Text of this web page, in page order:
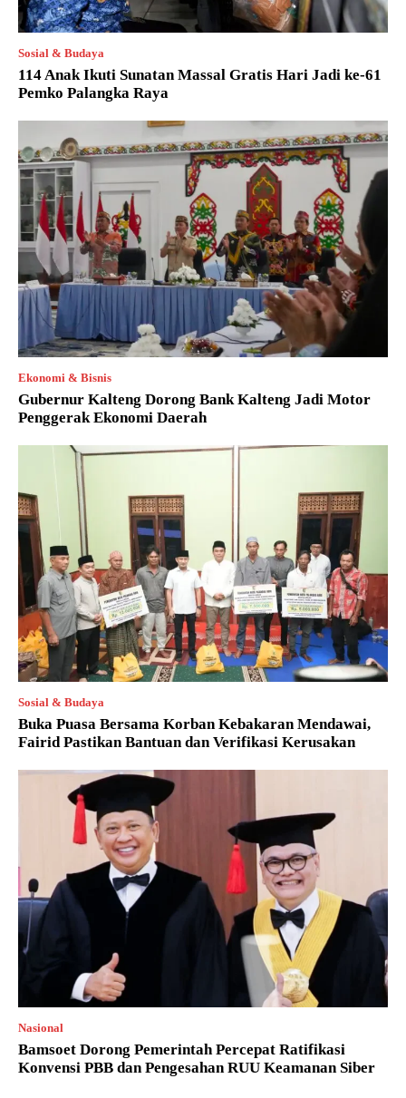
Sosial & Budaya
114 Anak Ikuti Sunatan Massal Gratis Hari Jadi ke-61
Pemko Palangka Raya
Ekonomi & Bisnis
Gubernur Kalteng Dorong Bank Kalteng Jadi Motor
Penggerak Ekonomi Daerah
Sosial & Budaya
Buka Puasa Bersama Korban Kebakaran Mendawai,
Fairid Pastikan Bantuan dan Verifikasi Kerusakan
Nasional
Bamsoet Dorong Pemerintah Percepat Ratifikasi
Konvensi PBB dan Pengesahan RUU Keamanan Siber